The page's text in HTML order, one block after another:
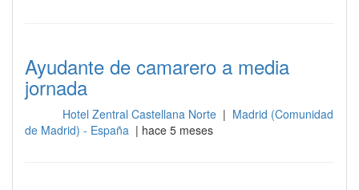
Ayudante de camarero a media
jornada
Hotel Zentral Castellana Norte | Madrid (Comunidad
de Madrid) - España | hace 5 meses